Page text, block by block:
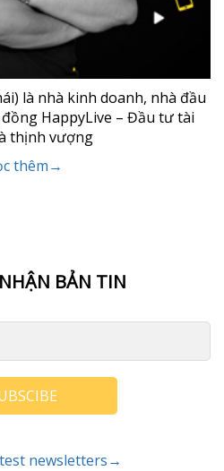
là nhà kinh doanh, nhà đầu
HappyLive – Đầu tư tài
thịnh vượng
thêm→
BẢN TIN
newsletters→